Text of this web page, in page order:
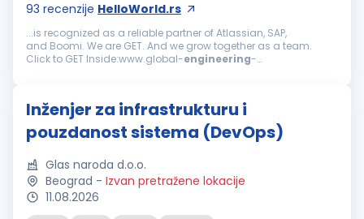
93 recenzije HelloWorld.rs
...is recognized as a reliable partner of Atlassian, SAP,
and Boomi. We are GET. And we grow together as a team.
Click to GET Inside:www.global-engineering-
Inženjer za infrastrukturu i
pouzdanost sistema (DevOps)
Glas naroda d.o.o.
Beograd - Izvan pretražene lokacije
11.08.2026